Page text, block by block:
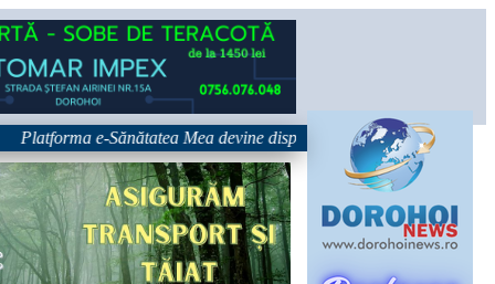
e-Sănătatea Mea devine disponibilă pe 1 septembrie: